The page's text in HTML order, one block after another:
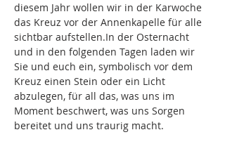
diesem Jahr wollen wir in der Karwoche
das Kreuz vor der Annenkapelle für alle
sichtbar aufstellen.In der Osternacht
und in den folgenden Tagen laden wir
Sie und euch ein, symbolisch vor dem
Kreuz einen Stein oder ein Licht
abzulegen, für all das, was uns im
Moment beschwert, was uns Sorgen
bereitet und uns traurig macht.